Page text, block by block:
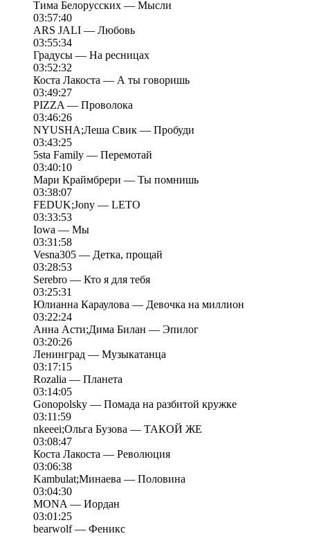
Тима Белорусских — Мысли
03:57:40
ARS JALI — Любовь
03:55:34
Градусы — На ресницах
03:52:32
Коста Лакоста — А ты говоришь
03:49:27
PIZZA — Проволока
03:46:26
NYUSHA;Леша Свик — Пробуди
03:43:25
5sta Family — Перемотай
03:40:10
Мари Краймбрери — Ты помнишь
03:38:07
FEDUK;Jony — LETO
03:33:53
Iowa — Мы
03:31:58
Vesna305 — Детка, прощай
03:28:53
Serebro — Кто я для тебя
03:25:31
Юлианна Караулова — Девочка на миллион
03:22:24
Анна Асти;Дима Билан — Эпилог
03:20:26
Ленинград — Музыкатанца
03:17:15
Rozalia — Планета
03:14:05
Gonopolsky — Помада на разбитой кружке
03:11:59
nkeeei;Ольга Бузова — ТАКОЙ ЖЕ
03:08:47
Коста Лакоста — Революция
03:06:38
Kambulat;Минаева — Половина
03:04:30
MONA — Иордан
03:01:25
bearwolf — Феникс